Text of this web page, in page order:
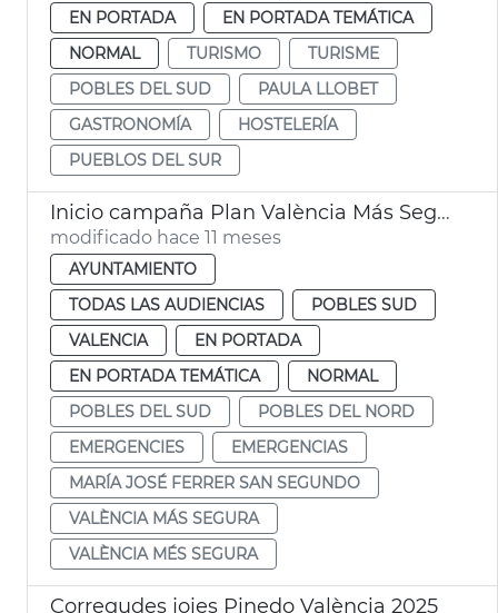
EN PORTADA
EN PORTADA TEMÁTICA
NORMAL
TURISMO
TURISME
POBLES DEL SUD
PAULA LLOBET
GASTRONOMÍA
HOSTELERÍA
PUEBLOS DEL SUR
Inicio campaña Plan València Más Segura en pedanías
modificado hace 11 meses
AYUNTAMIENTO
TODAS LAS AUDIENCIAS
POBLES SUD
VALENCIA
EN PORTADA
EN PORTADA TEMÁTICA
NORMAL
POBLES DEL SUD
POBLES DEL NORD
EMERGENCIES
EMERGENCIAS
MARÍA JOSÉ FERRER SAN SEGUNDO
VALÈNCIA MÁS SEGURA
VALÈNCIA MÉS SEGURA
Corregudes joies Pinedo València 2025